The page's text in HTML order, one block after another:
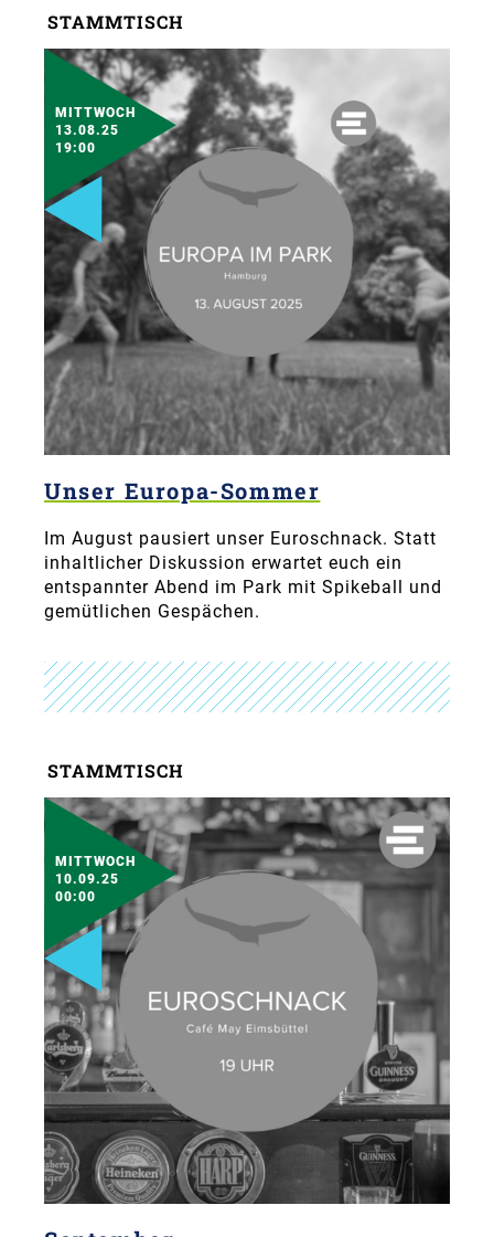
STAMMTISCH
MITTWOCH
13.08.25
19:00
Unser Europa-Sommer
Im August pausiert unser Euroschnack. Statt
inhaltlicher Diskussion erwartet euch ein
entspannter Abend im Park mit Spikeball und
gemütlichen Gespächen.
STAMMTISCH
MITTWOCH
10.09.25
00:00